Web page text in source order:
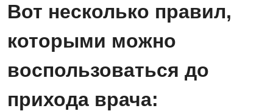
Акушерство и гинекология
Андрология
Бесплатные услуги
Вакцинация
Украинский
Русский
Вот несколько правил,
которыми можно
воспользоваться до
прихода врача: